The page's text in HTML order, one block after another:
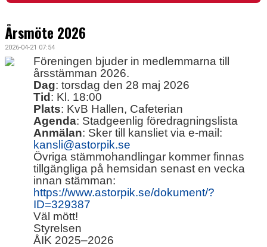
VÅRA LEDARE
HISTORIA
DOKUMENT
Årsmöte 2026
2026-04-21 07:54
Föreningen bjuder in medlemmarna till
årsstämman 2026.
Dag: torsdag den 28 maj 2026
Tid: Kl. 18:00
Plats: KvB Hallen, Cafeterian
Agenda: Stadgeenlig föredragningslista
Anmälan: Sker till kansliet via e-mail:
kansli@astorpik.se
Övriga stämmohandlingar kommer finnas
tillgängliga på hemsidan senast en vecka
innan stämman:
https://www.astorpik.se/dokument/?
ID=329387
Väl mött!
Styrelsen
ÅIK 2025–2026